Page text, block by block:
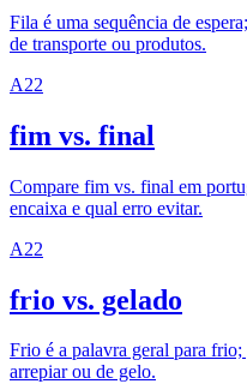
Fila é uma sequência de
de transporte ou produtos.
A22
fim vs. final
Compare fim vs. final em
encaixa e qual erro evitar.
A22
frio vs. gelado
Frio é a palavra geral para
arrepiar ou de gelo.